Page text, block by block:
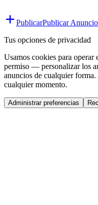
PublicarPublicar Anuncio
Tus opciones de privacidad
Usamos cookies para
permiso — personalizar los
anuncios de cualquier
cualquier momento.
Administrar preferencias